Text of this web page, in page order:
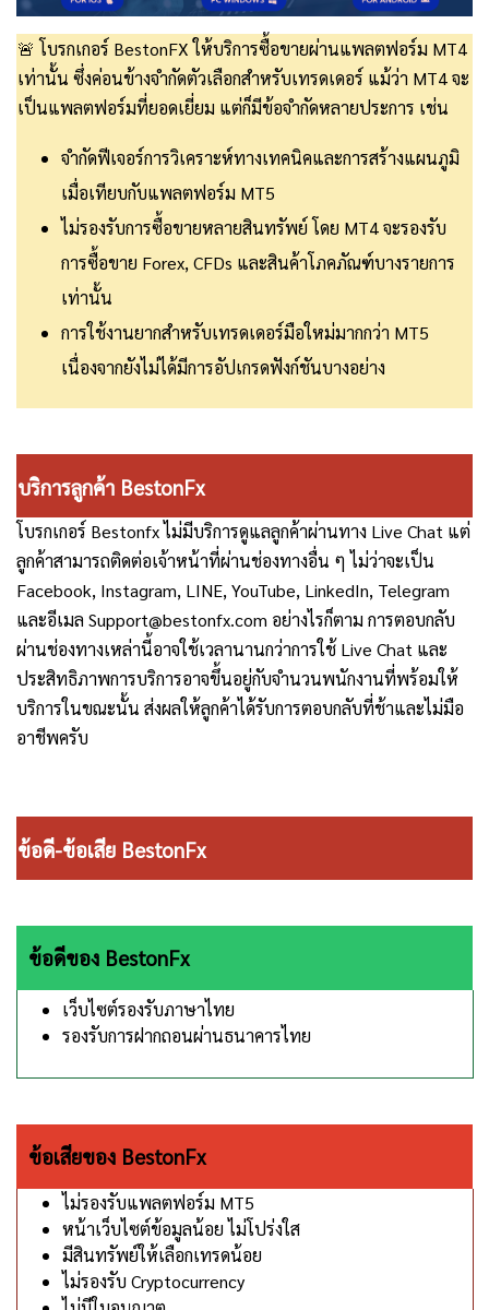
🚨 โบรกเกอร์ BestonFX ให้บริการซื้อขายผ่านแพลตฟอร์ม MT4
เท่านั้น ซึ่งค่อนข้างจำกัดตัวเลือกสำหรับเทรดเดอร์ แม้ว่า MT4 จะ
เป็นแพลตฟอร์มที่ยอดเยี่ยม แต่ก็มีข้อจำกัดหลายประการ เช่น
จำกัดฟีเจอร์การวิเคราะห์ทางเทคนิคและการสร้างแผนภูมิ
เมื่อเทียบกับแพลตฟอร์ม MT5
ไม่รองรับการซื้อขายหลายสินทรัพย์ โดย MT4 จะรองรับ
การซื้อขาย Forex, CFDs และสินค้าโภคภัณฑ์บางรายการ
เท่านั้น
การใช้งานยากสำหรับเทรดเดอร์มือใหม่มากกว่า MT5
เนื่องจากยังไม่ได้มีการอัปเกรดฟังก์ชันบางอย่าง
บริการลูกค้า BestonFx
โบรกเกอร์ Bestonfx ไม่มีบริการดูแลลูกค้าผ่านทาง Live Chat แต่
ลูกค้าสามารถติดต่อเจ้าหน้าที่ผ่านช่องทางอื่น ๆ ไม่ว่าจะเป็น
Facebook, Instagram, LINE, YouTube, LinkedIn, Telegram
และอีเมล Support@bestonfx.com อย่างไรก็ตาม การตอบกลับ
ผ่านช่องทางเหล่านี้อาจใช้เวลานานกว่าการใช้ Live Chat และ
ประสิทธิภาพการบริการอาจขึ้นอยู่กับจำนวนพนักงานที่พร้อมให้
บริการในขณะนั้น ส่งผลให้ลูกค้าได้รับการตอบกลับที่ช้าและไม่มือ
อาชีพครับ
ข้อดี-ข้อเสีย BestonFx
ข้อดีของ BestonFx
เว็บไซต์รองรับภาษาไทย
รองรับการฝากถอนผ่านธนาคารไทย
ข้อเสียของ BestonFx
ไม่รองรับแพลตฟอร์ม MT5
หน้าเว็บไซต์ข้อมูลน้อย ไม่โปร่งใส
มีสินทรัพย์ให้เลือกเทรดน้อย
ไม่รองรับ Cryptocurrency